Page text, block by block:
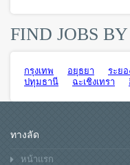
FIND JOBS
กรุงเทพ อยุธยา ระยอ
ปทุมธานี
ฉะเชิงเทรา
ทางลัด
หน้าแรก